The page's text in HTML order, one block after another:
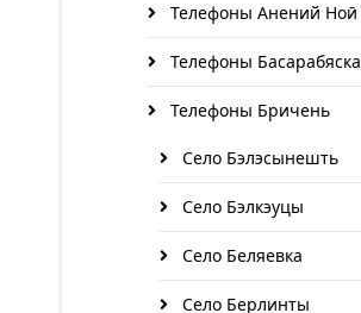
Телефоны Анений Ноӣ
Телефоны Басарабяска
Телефоны Бричень
Село Бэлэсынешть
Село Бэлкэуцы
Село Беляевка
Село Берлинты